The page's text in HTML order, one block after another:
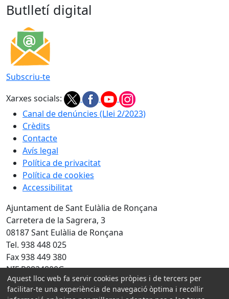
Butlletí digital
Subscriu-te
Xarxes socials:
Canal de denúncies (Llei 2/2023)
Crèdits
Contacte
Avís legal
Política de privacitat
Política de cookies
Accessibilitat
Ajuntament de Sant Eulàlia de Ronçana
Carretera de la Sagrera, 3
08187 Sant Eulàlia de Ronçana
Tel. 938 448 025
Fax 938 449 380
NIF P0824800G
Amb la col·laboració de:
Aquest lloc web fa servir cookies pròpies i de tercers per
facilitar-te una experiència de navegació òptima i recollir